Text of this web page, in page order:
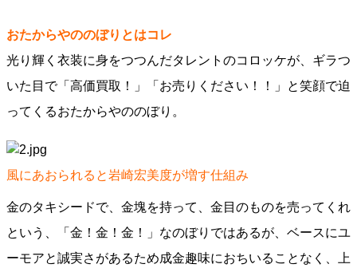
おたからやののぼりとはコレ
光り輝く衣装に身をつつんだタレントのコロッケが、ギラつ
いた目で「高価買取！」「お売りください！！」と笑顔で迫
ってくるおたからやののぼり。
風にあおられると岩崎宏美度が増す仕組み
金のタキシードで、金塊を持って、金目のものを売ってくれ
という、「金！金！金！」なのぼりではあるが、ベースにユ
ーモアと誠実さがあるため成金趣味におちいることなく、上